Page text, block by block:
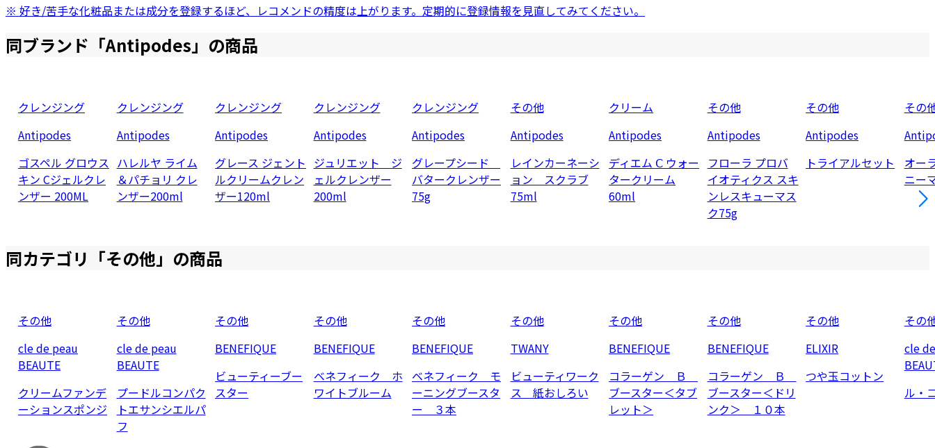
※ 好き/苦手な化粧品または成分を登録するほど、レコメンドの精度は上がります。定期的に登録情報を見直してみてください。
同ブランド「Antipodes」の商品
クレンジング
Antipodes
ゴスペル グロウス
キン Cジェルクレ
ンザー 200ML
クレンジング
Antipodes
ハレルヤ ライム
＆パチョリ クレ
ンザー200ml
クレンジング
Antipodes
グレース ジェント
ルクリームクレン
ザー120ml
クレンジング
Antipodes
ジュリエット ジ
ェルクレンザー
200ml
クレンジング
Antipodes
グレープシード
バタークレンザー
75g
その他
Antipodes
レインカーネーシ
ョン スクラブ
75ml
クリーム
Antipodes
ディエム Ⅽ ウォー
タークリーム
60ml
その他
Antipodes
フローラ プロバ
イオティクス スキ
ンレスキューマス
ク75g
その他
Antipodes
トライアルセット
その
オー
ニー
同カテゴリ「その他」の商品
その他
cle de peau
BEAUTE
クリームファンデ
ーションスポンジ
その他
cle de peau
BEAUTE
プードルコンパク
トエサンシエルパ
フ
その他
BENEFIQUE
ビューティーブー
スター
その他
BENEFIQUE
ベネフィーク ホ
ワイトブルーム
その他
BENEFIQUE
ベネフィーク モ
ーニングブースタ
ー ３本
その他
TWANY
ビューティワーク
ス 紙おしろい
その他
BENEFIQUE
コラーゲン Ｂ
ブースター＜タブ
レット＞
その他
BENEFIQUE
コラーゲン Ｂ
ブースター＜ドリ
ンク＞ １０本
その他
ELIXIR
つや玉コットン
その
cle
ル・